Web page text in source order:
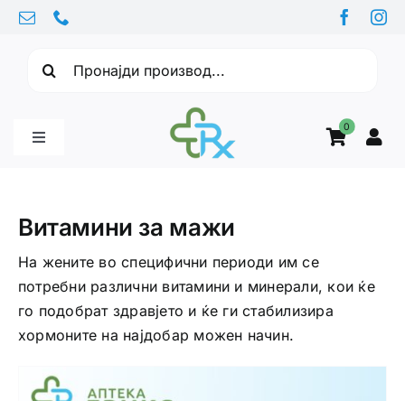
Skip
content
0
Toggle
Витамини
Здравје
Здравствени проблеми
Витамини за мажи
На жените во специфични периоди им се
потребни различни витамини и минерали, кои ќе
го подобрат здравјето и ќе ги стабилизира
хормоните на најдобар можен начин.